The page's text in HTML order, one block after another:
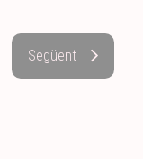
Següent